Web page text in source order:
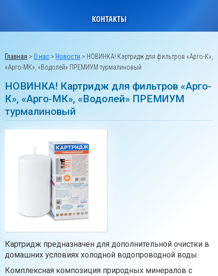
КОНТАКТЫ
Главная > О нас > Новости > НОВИНКА! Картридж для фильтров «Арго-К»,
«Арго-МК», «Водолей» ПРЕМИУМ турмалиновый
НОВИНКА! Картридж для фильтров «Арго-
К», «Арго-МК», «Водолей» ПРЕМИУМ
турмалиновый
Картридж предназначен для дополнительной очистки в
домашних условиях холодной водопроводной воды.
Комплексная композиция природных минералов с